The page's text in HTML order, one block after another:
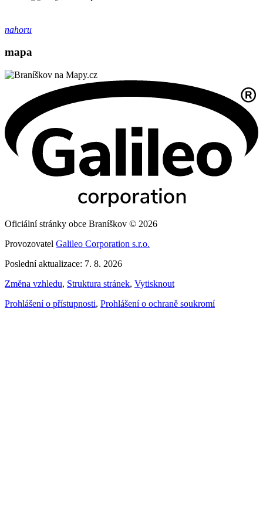
nahoru
mapa
Oficiální stránky obce Braníškov © 2026
Provozovatel Galileo Corporation s.r.o.
Poslední aktualizace: 7. 8. 2026
Změna vzhledu, Struktura stránek, Vytisknout
Prohlášení o přístupnosti, Prohlášení o ochraně soukromí